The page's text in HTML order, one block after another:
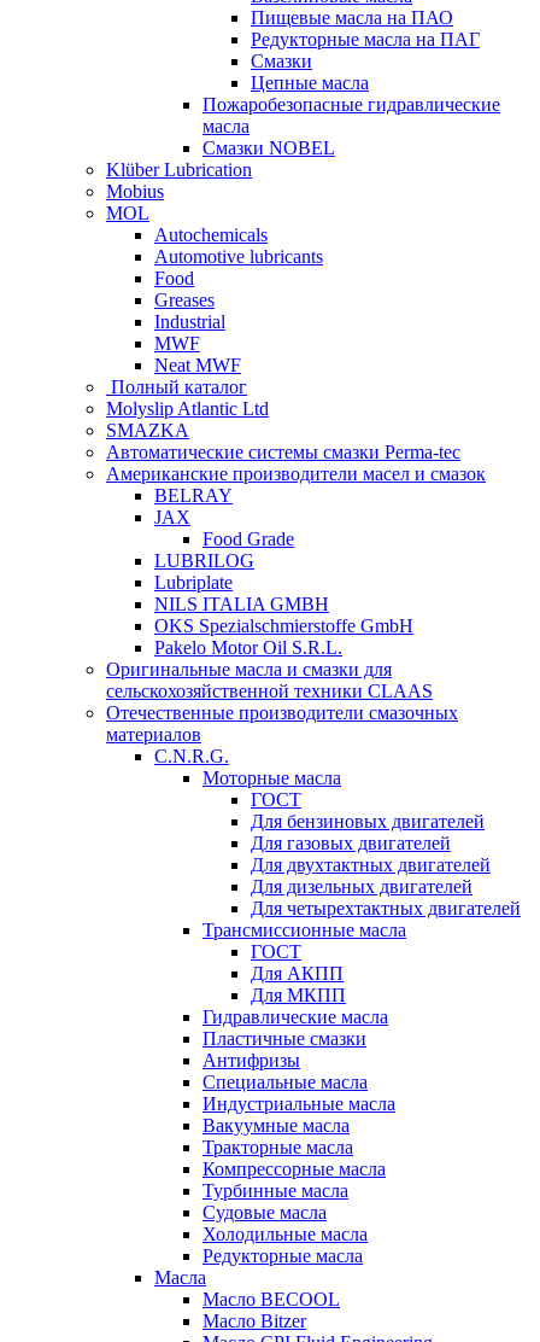
Пищевые масла на ПАО
Редукторные масла на ПАГ
Смазки
Цепные масла
Пожаробезопасные гидравлические
масла
Смазки NOBEL
Klüber Lubrication
Mobius
MOL
Autochemicals
Automotive lubricants
Food
Greases
Industrial
MWF
Neat MWF
Полный каталог
Molyslip Atlantic Ltd
SMAZKA
Автоматические системы смазки Perma-tec
Американские производители масел и смазок
BELRAY
JAX
Food Grade
LUBRILOG
Lubriplate
NILS ITALIA GMBH
OKS Spezialschmierstoffe GmbH
Pakelo Motor Oil S.R.L.
Оригинальные масла и смазки для
сельскохозяйственной техники CLAAS
Отечественные производители смазочных
материалов
C.N.R.G.
Моторные масла
ГОСТ
Для бензиновых двигателей
Для газовых двигателей
Для двухтактных двигателей
Для дизельных двигателей
Для четырехтактных двигателей
Трансмиссионные масла
ГОСТ
Для АКПП
Для МКПП
Гидравлические масла
Пластичные смазки
Антифризы
Специальные масла
Индустриальные масла
Вакуумные масла
Тракторные масла
Компрессорные масла
Турбинные масла
Судовые масла
Холодильные масла
Редукторные масла
Масла
Масло BECOOL
Масло Bitzer